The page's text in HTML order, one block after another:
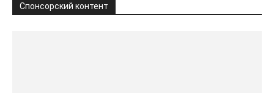
Спонсорский контент